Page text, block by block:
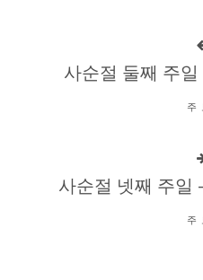
사순절 둘째 주
주
사순절 넷째 주일
주